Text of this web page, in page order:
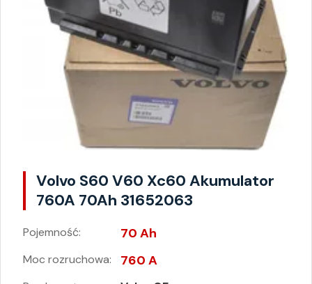
Volvo S60 V60 Xc60 Akumulator
760A 70Ah 31652063
Pojemność: 70 Ah
Moc rozruchowa: 760 A